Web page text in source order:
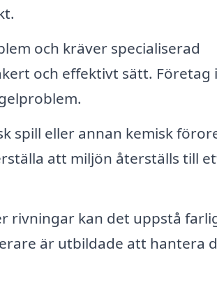
och kräver specialiserad
och effektivt sätt. Företag
spill eller annan kemisk
att miljön återställs till
rivningar kan det uppstå
är utbildade att hantera